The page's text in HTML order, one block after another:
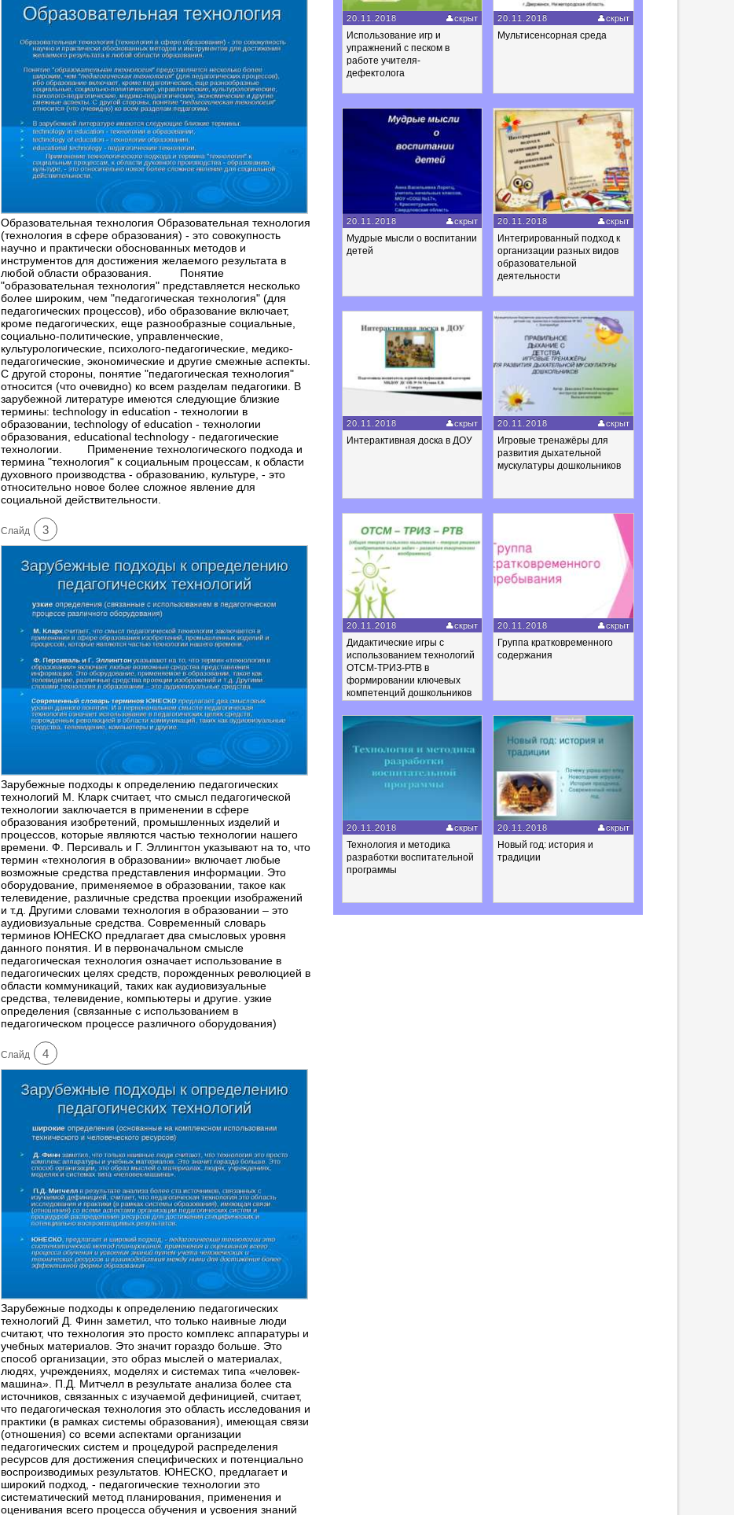
Образовательная технология Образовательная технология
(технология в сфере образования) - это совокупность
научно и практически обоснованных методов и
инструментов для достижения желаемого результата в
любой области образования. Понятие
"образовательная технология" представляется несколько
более широким, чем "педагогическая технология" (для
педагогических процессов), ибо образование включает,
кроме педагогических, еще разнообразные социальные,
социально-политические, управленческие,
культурологические, психолого-педагогические, медико-
педагогические, экономические и другие смежные аспекты.
С другой стороны, понятие "педагогическая технология"
относится (что очевидно) ко всем разделам педагогики. В
зарубежной литературе имеются следующие близкие
термины: technology in education - технологии в
образовании, technology of education - технологии
образования, educational technology - педагогические
технологии. Применение технологического подхода и
термина "технология" к социальным процессам, к области
духовного производства - образованию, культуре, - это
относительно новое более сложное явление для
социальной действительности.
Cлайд 3
Зарубежные подходы к определению педагогических
технологий М. Кларк считает, что смысл педагогической
технологии заключается в применении в сфере
образования изобретений, промышленных изделий и
процессов, которые являются частью технологии нашего
времени. Ф. Персиваль и Г. Эллингтон указывают на то, что
термин «технология в образовании» включает любые
возможные средства представления информации. Это
оборудование, применяемое в образовании, такое как
телевидение, различные средства проекции изображений
и т.д. Другими словами технология в образовании – это
аудиовизуальные средства. Современный словарь
терминов ЮНЕСКО предлагает два смысловых уровня
данного понятия. И в первоначальном смысле
педагогическая технология означает использование в
педагогических целях средств, порожденных революцией в
области коммуникаций, таких как аудиовизуальные
средства, телевидение, компьютеры и другие. узкие
определения (связанные с использованием в
педагогическом процессе различного оборудования)
Cлайд 4
Зарубежные подходы к определению педагогических
технологий Д. Финн заметил, что только наивные люди
считают, что технология это просто комплекс аппаратуры и
учебных материалов. Это значит гораздо больше. Это
способ организации, это образ мыслей о материалах,
людях, учреждениях, моделях и системах типа «человек-
машина». П.Д. Митчелл в результате анализа более ста
источников, связанных с изучаемой дефиницией, считает,
что педагогическая технология это область исследования и
практики (в рамках системы образования), имеющая связи
(отношения) со всеми аспектами организации
педагогических систем и процедурой распределения
ресурсов для достижения специфических и потенциально
воспроизводимых результатов. ЮНЕСКО, предлагает и
широкий подход, - педагогические технологии это
систематический метод планирования, применения и
оценивания всего процесса обучения и усвоения знаний
20.11.2018 скрыт
Использование игр и
упражнений с песком в
работе учителя-
дефектолога
20.11.2018 скрыт
Мультисенсорная среда
20.11.2018 скрыт
Мудрые мысли о воспитании
детей
20.11.2018 скрыт
Интегрированный подход к
организации разных видов
образовательной
деятельности
20.11.2018 скрыт
Интерактивная доска в ДОУ
20.11.2018 скрыт
Игровые тренажёры для
развития дыхательной
мускулатуры дошкольников
20.11.2018 скрыт
Дидактические игры с
использованием технологий
ОТСМ-ТРИЗ-РТВ в
формировании ключевых
компетенций дошкольников
20.11.2018 скрыт
Группа кратковременного
содержания
20.11.2018 скрыт
Технология и методика
разработки воспитательной
программы
20.11.2018 скрыт
Новый год: история и
традиции